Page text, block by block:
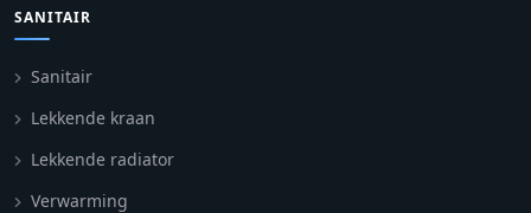
SANITAIR
Sanitair
Lekkende kraan
Lekkende radiator
Verwarming